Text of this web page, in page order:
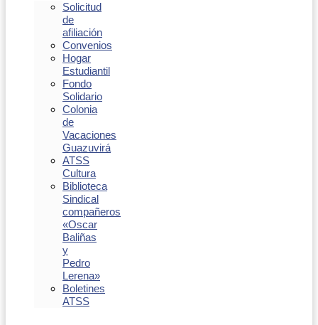
Solicitud
de
afiliación
Convenios
Hogar
Estudiantil
Fondo
Solidario
Colonia
de
Vacaciones
Guazuvirá
ATSS
Cultura
Biblioteca
Sindical
compañeros
«Oscar
Baliñas
y
Pedro
Lerena»
Boletines
ATSS